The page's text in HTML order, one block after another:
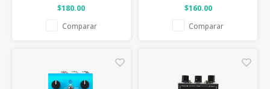
$180.00
Comparar
$160.00
Comparar